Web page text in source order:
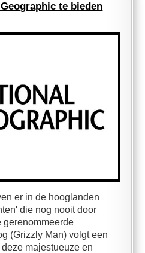
te bieden
er in de hooglanden
die nog nooit door
gerenommeerde
(Grizzly Man) volgt een
majestueuze en